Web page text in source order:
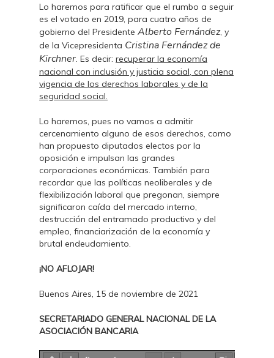
Lo haremos para ratificar que el rumbo a seguir
es el votado en 2019, para cuatro años de
gobierno del Presidente Alberto Fernández, y
de la Vicepresidenta Cristina Fernández de
Kirchner. Es decir: recuperar la economía
nacional con inclusión y justicia social, con plena
vigencia de los derechos laborales y de la
seguridad social.
Lo haremos, pues no vamos a admitir
cercenamiento alguno de esos derechos, como
han propuesto diputados electos por la
oposición e impulsan las grandes
corporaciones económicas. También para
recordar que las políticas neoliberales y de
flexibilización laboral que pregonan, siempre
significaron caída del mercado interno,
destrucción del entramado productivo y del
empleo, financiarización de la economía y
brutal endeudamiento.
¡NO AFLOJAR!
Buenos Aires, 15 de noviembre de 2021
SECRETARIADO GENERAL NACIONAL DE LA
ASOCIACIÓN BANCARIA